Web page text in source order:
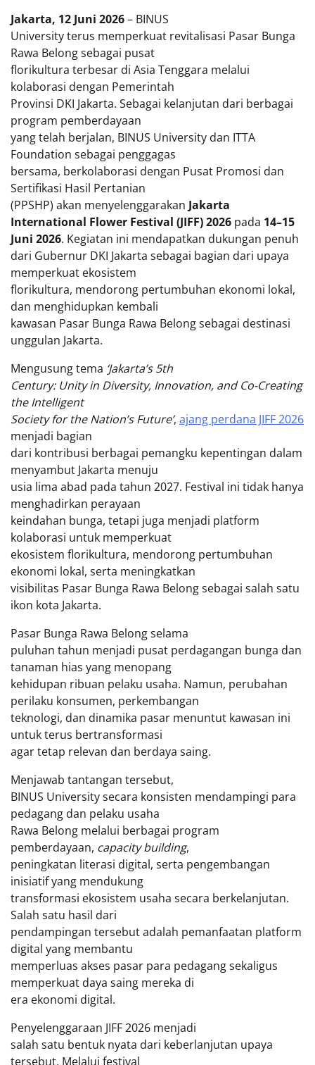
Jakarta, 12 Juni 2026– BINUS
University terus memperkuat revitalisasi Pasar Bunga
Rawa Belong sebagai pusat
florikultura terbesar di Asia Tenggara melalui
kolaborasi dengan Pemerintah
Provinsi DKI Jakarta. Sebagai kelanjutan dari berbagai
program pemberdayaan
yang telah berjalan, BINUS University dan ITTA
Foundation sebagai penggagas
bersama, berkolaborasi dengan Pusat Promosi dan
Sertifikasi Hasil Pertanian
(PPSHP) akan menyelenggarakan Jakarta
International Flower Festival (JIFF) 2026 pada 14–15
Juni 2026. Kegiatan ini mendapatkan dukungan penuh
dari Gubernur DKI Jakarta sebagai bagian dari upaya
memperkuat ekosistem
florikultura, mendorong pertumbuhan ekonomi lokal,
dan menghidupkan kembali
kawasan Pasar Bunga Rawa Belong sebagai destinasi
unggulan Jakarta.
Mengusung tema ‘Jakarta’s 5th
Century: Unity in Diversity, Innovation, and Co-Creating
the Intelligent
Society for the Nation’s Future’, ajang perdana JIFF 2026
menjadi bagian
dari kontribusi berbagai pemangku kepentingan dalam
menyambut Jakarta menuju
usia lima abad pada tahun 2027. Festival ini tidak hanya
menghadirkan perayaan
keindahan bunga, tetapi juga menjadi platform
kolaborasi untuk memperkuat
ekosistem florikultura, mendorong pertumbuhan
ekonomi lokal, serta meningkatkan
visibilitas Pasar Bunga Rawa Belong sebagai salah satu
ikon kota Jakarta.
Pasar Bunga Rawa Belong selama
puluhan tahun menjadi pusat perdagangan bunga dan
tanaman hias yang menopang
kehidupan ribuan pelaku usaha. Namun, perubahan
perilaku konsumen, perkembangan
teknologi, dan dinamika pasar menuntut kawasan ini
untuk terus bertransformasi
agar tetap relevan dan berdaya saing.
Menjawab tantangan tersebut,
BINUS University secara konsisten mendampingi para
pedagang dan pelaku usaha
Rawa Belong melalui berbagai program
pemberdayaan, capacity building,
peningkatan literasi digital, serta pengembangan
inisiatif yang mendukung
transformasi ekosistem usaha secara berkelanjutan.
Salah satu hasil dari
pendampingan tersebut adalah pemanfaatan platform
digital yang membantu
memperluas akses pasar para pedagang sekaligus
memperkuat daya saing mereka di
era ekonomi digital.
Penyelenggaraan JIFF 2026 menjadi
salah satu bentuk nyata dari keberlanjutan upaya
tersebut. Melalui festival